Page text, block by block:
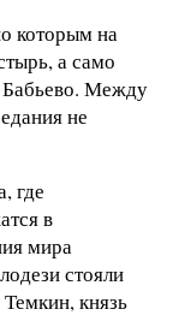
которым на
а само
Бабьево. Между
не
где
в
мира
стояли
князь